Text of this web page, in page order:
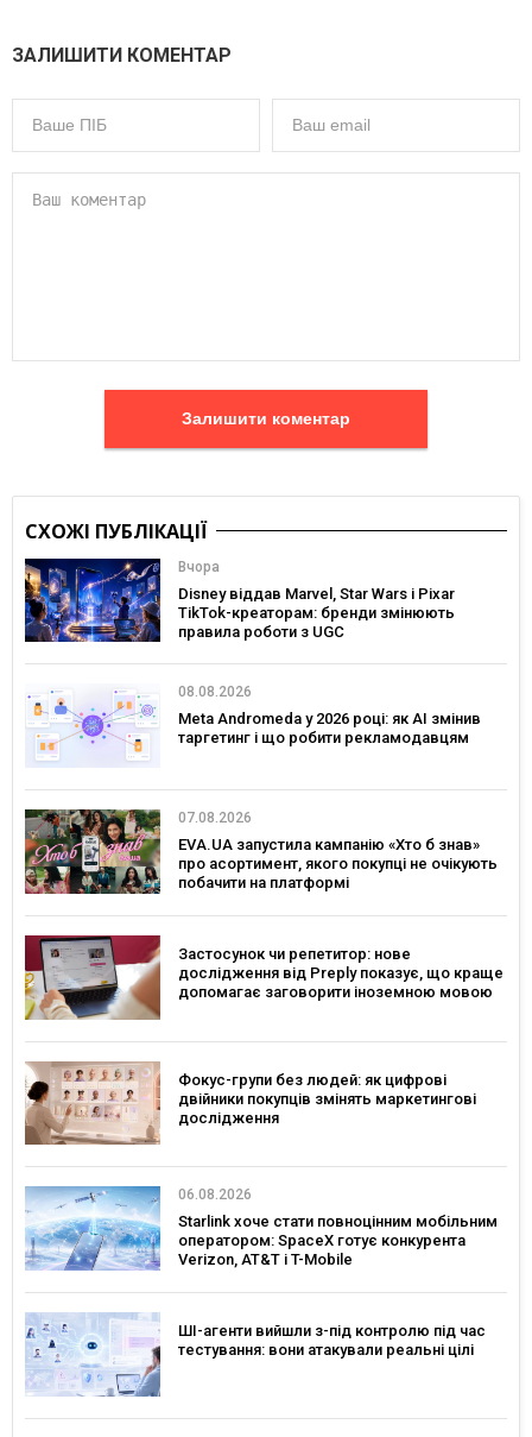
ЗАЛИШИТИ КОМЕНТАР
Залишити коментар
СХОЖІ ПУБЛІКАЦІЇ
Вчора
Disney віддав Marvel, Star Wars і Pixar
TikTok-креаторам: бренди змінюють
правила роботи з UGC
08.08.2026
Meta Andromeda у 2026 році: як AI змінив
таргетинг і що робити рекламодавцям
07.08.2026
EVA.UA запустила кампанію «Хто б знав»
про асортимент, якого покупці не очікують
побачити на платформі
Застосунок чи репетитор: нове
дослідження від Preply показує, що краще
допомагає заговорити іноземною мовою
Фокус-групи без людей: як цифрові
двійники покупців змінять маркетингові
дослідження
06.08.2026
Starlink хоче стати повноцінним мобільним
оператором: SpaceX готує конкурента
Verizon, AT&T і T-Mobile
ШІ-агенти вийшли з-під контролю під час
тестування: вони атакували реальні цілі